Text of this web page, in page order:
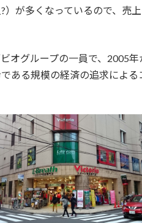
が多くなっているので、売
オグループの一員で、2005
ある規模の経済の追求によ